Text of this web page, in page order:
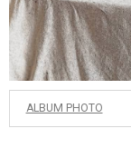
ALBUM PHOTO